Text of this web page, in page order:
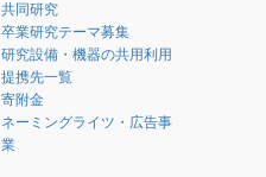
共同研究
卒業研究テーマ募集
研究設備・機器の共用利用
提携先一覧
寄附金
ネーミングライツ・広告事
業